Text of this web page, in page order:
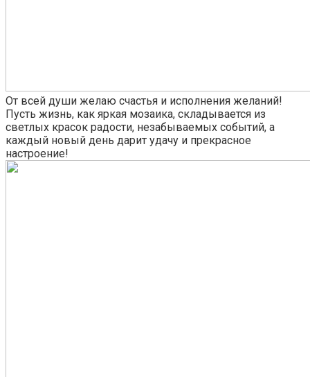
От всей души желаю счастья и исполнения желаний!
Пусть жизнь, как яркая мозаика, складывается из
светлых красок радости, незабываемых событий, а
каждый новый день дарит удачу и прекрасное
настроение!